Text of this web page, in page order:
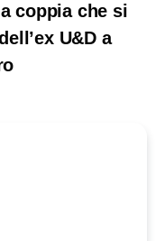
coppia che si
U&D a